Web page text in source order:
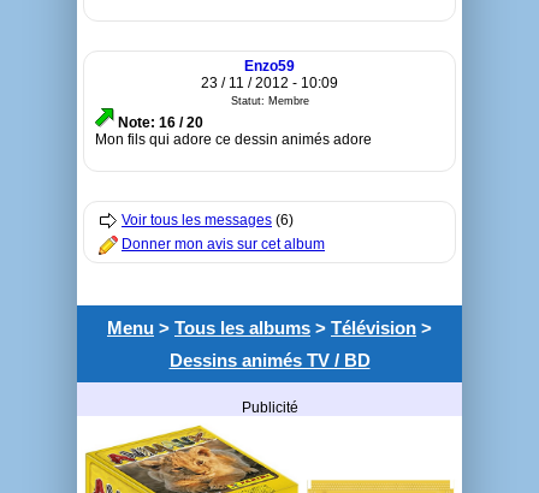
Enzo59
23 / 11 / 2012 - 10:09
Statut: Membre
Note: 16 / 20
Mon fils qui adore ce dessin animés adore
Voir tous les messages (6)
Donner mon avis sur cet album
Menu > Tous les albums > Télévision >
Dessins animés TV / BD
Publicité